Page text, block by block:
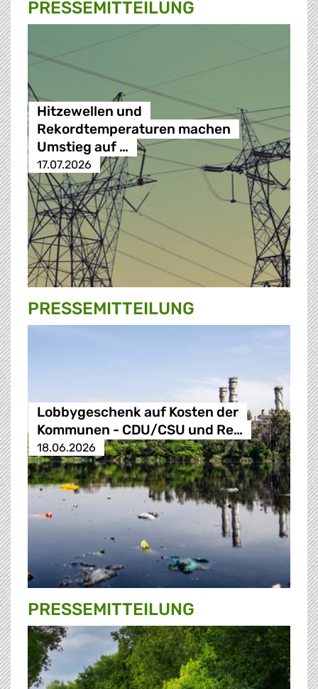
PRESSE­MITTEILUNG
Hitzewellen und
Rekordtemperaturen machen
Umstieg auf …
17.07.2026
PRESSE­MITTEILUNG
Lobbygeschenk auf Kosten der
Kommunen - CDU/CSU und Re…
18.06.2026
PRESSE­MITTEILUNG